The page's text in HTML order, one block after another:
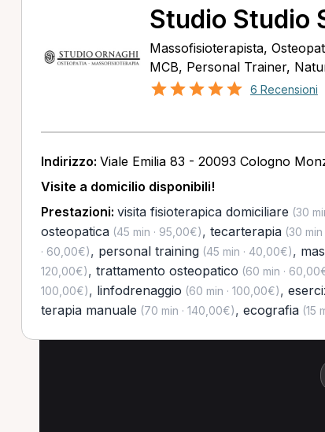
Studio Studio
Massofisioterapista,
MCB, Personal Trainer,
6 Recensioni
Indirizzo: Viale Emilia 83 - 20093 Cologno
Visite a domicilio disponibili!
Prestazioni: visita fisioterapica domiciliare (30
osteopatica(45 min · 95,00€), tecarterapia(30 min
· 60,00€), personal training(45 min · 40,00€),
120,00€), trattamento osteopatico (60 min ·
100,00€), linfodrenaggio (60 min · 100,00€),
terapia manuale (70 min · 140,00€), ecografia(15